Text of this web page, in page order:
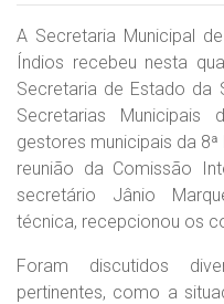
A Secretaria Municipal
Índios recebeu nesta
Secretaria de Estado da
Secretarias Municipais
gestores municipais da
reunião da Comissão
secretário Jânio
técnica, recepcionou os
Foram discutidos
pertinentes, como a